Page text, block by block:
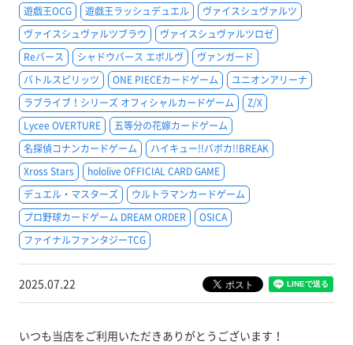
遊戯王OCG 遊戯王ラッシュデュエル
ヴァイスシュヴァルツ
ヴァイスシュヴァルツブラウ
ヴァイスシュヴァルツロゼ
Reバース
シャドウバース エボルヴ
ヴァンガード
バトルスピリッツ
ONE PIECEカードゲーム
ユニオンアリーナ
ラブライブ！シリーズ オフィシャルカードゲーム
Z/X
Lycee OVERTURE
五等分の花嫁カードゲーム
名探偵コナンカードゲーム
ハイキュー!!バボカ!!BREAK
Xross Stars
hololive OFFICIAL CARD GAME
デュエル・マスターズ
ウルトラマンカードゲーム
プロ野球カードゲーム DREAM ORDER
OSICA
ファイナルファンタジーTCG
2025.07.22
いつも当店をご利用いただきありがとうございます！